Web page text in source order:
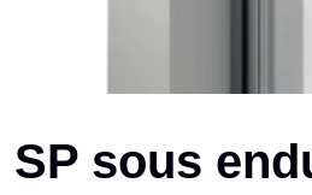
SP sous